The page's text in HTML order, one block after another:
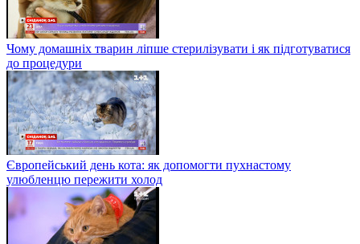
Чому домашніх тварин ліпше стерилізувати і як підготуватися
до процедури
Європейський день кота: як допомогти пухнастому
улюбленцю пережити холод